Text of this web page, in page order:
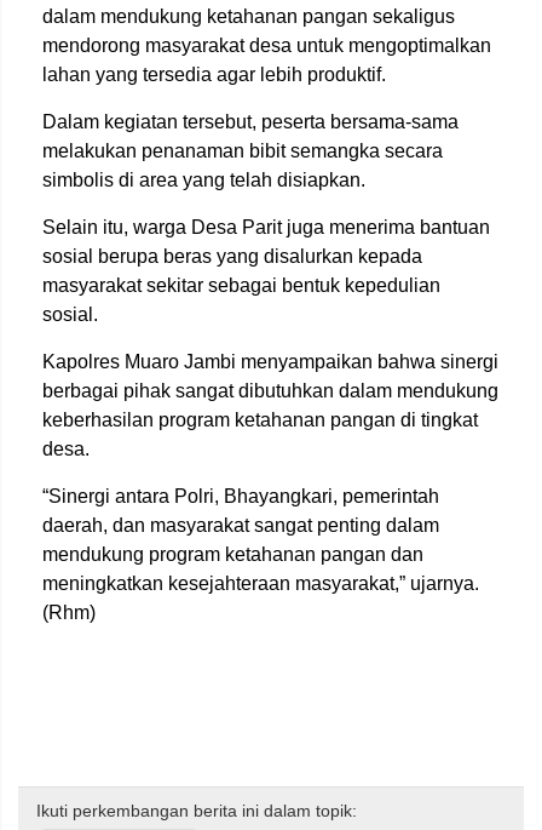
dalam mendukung ketahanan pangan sekaligus
mendorong masyarakat desa untuk mengoptimalkan
lahan yang tersedia agar lebih produktif.
Dalam kegiatan tersebut, peserta bersama-sama
melakukan penanaman bibit semangka secara
simbolis di area yang telah disiapkan.
Selain itu, warga Desa Parit juga menerima bantuan
sosial berupa beras yang disalurkan kepada
masyarakat sekitar sebagai bentuk kepedulian
sosial.
Kapolres Muaro Jambi menyampaikan bahwa sinergi
berbagai pihak sangat dibutuhkan dalam mendukung
keberhasilan program ketahanan pangan di tingkat
desa.
“Sinergi antara Polri, Bhayangkari, pemerintah
daerah, dan masyarakat sangat penting dalam
mendukung program ketahanan pangan dan
meningkatkan kesejahteraan masyarakat,” ujarnya.
(Rhm)
Ikuti perkembangan berita ini dalam topik: